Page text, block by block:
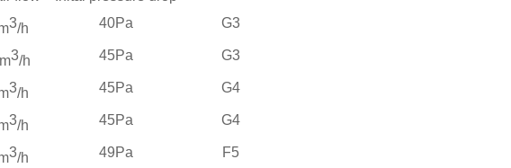
3/h 40Pa G3
3/h 45Pa G3
3/h 45Pa G4
3/h 45Pa G4
3/h 49Pa F5